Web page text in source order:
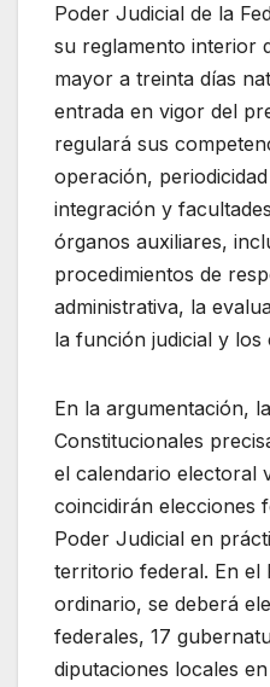
Poder Judicial de la
su reglamento interior
mayor a treinta días
entrada en vigor del
regulará sus
operación,
integración y
órganos auxiliares,
procedimientos de
administrativa, la
la función judicial y
En la argumentación,
Constitucionales
el calendario electoral
coincidirán elecciones
Poder Judicial en
territorio federal. En el
ordinario, se deberá
federales, 17
diputaciones locales en